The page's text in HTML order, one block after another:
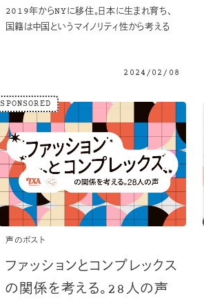
2019年からNYに移住。日本に生まれ育ち、
国籍は中国というマイノリティ性から考える
2024/02/08
SPONSORED
声のポスト
ファッションとコンプレックス
の関係を考える。28人の声